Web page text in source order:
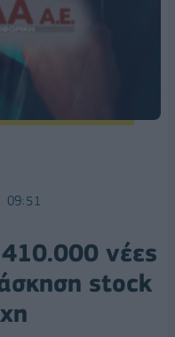
09:51
410.000 νέες
stock